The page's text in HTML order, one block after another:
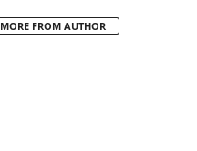
MORE FROM AUTHOR